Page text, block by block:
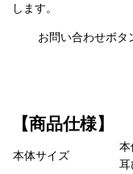
します。
お問い合わせボタン
【商品仕様】
本体サイズ
本
耳